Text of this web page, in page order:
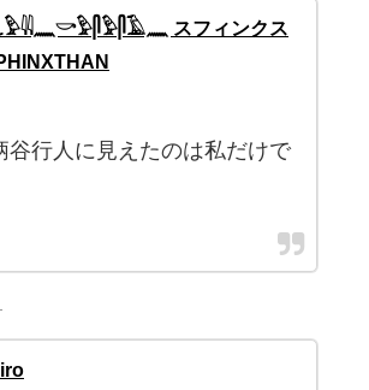
スフィンクス
谷行人に見えたのは私だけで